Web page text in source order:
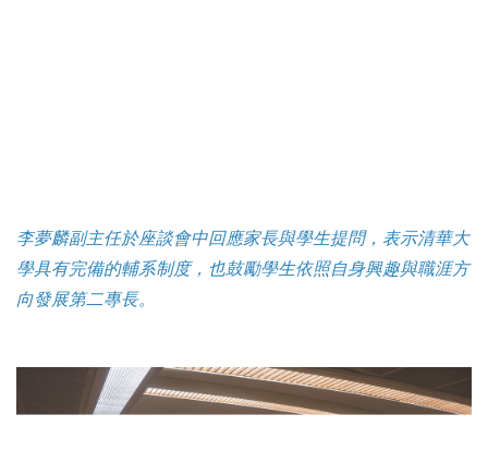
李夢麟副主任於座談會中回應家長與學生提問，表示清華大
學具有完備的輔系制度，也鼓勵學生依照自身興趣與職涯方
向發展第二專長。